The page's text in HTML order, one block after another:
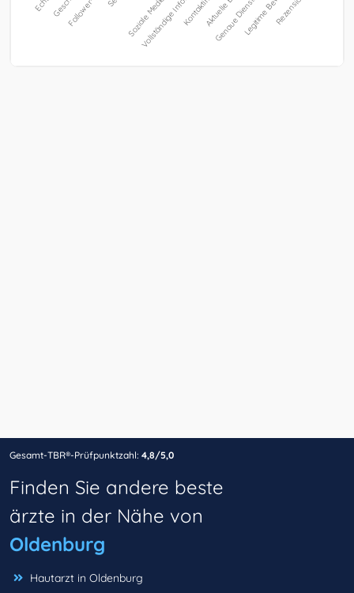
Gesamt-TBR®-Prüfpunktzahl: 4,8/5,0
Finden Sie andere beste
ärzte in der Nähe von
Oldenburg
Hautarzt in Oldenburg